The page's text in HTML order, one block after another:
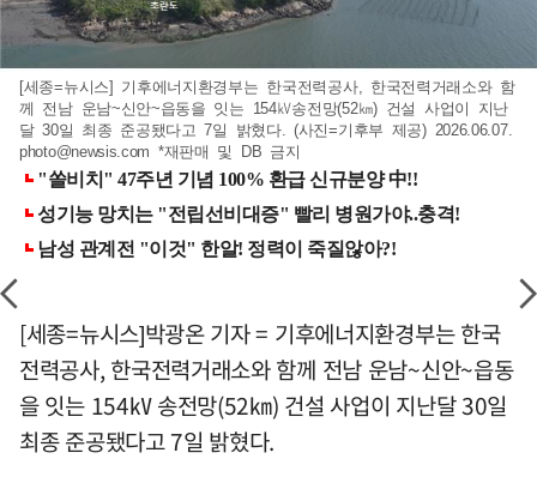
[세종=뉴시스] 기후에너지환경부는 한국전력공사, 한국전력거래소와 함
께 전남 운남~신안~읍동을 잇는 154㎸송전망(52㎞) 건설 사업이 지난
달 30일 최종 준공됐다고 7일 밝혔다. (사진=기후부 제공) 2026.06.07.
photo@newsis.com *재판매 및 DB 금지
[세종=뉴시스]박광온 기자 = 기후에너지환경부는 한국
전력공사, 한국전력거래소와 함께 전남 운남~신안~읍동
을 잇는 154㎸ 송전망(52㎞) 건설 사업이 지난달 30일
최종 준공됐다고 7일 밝혔다.